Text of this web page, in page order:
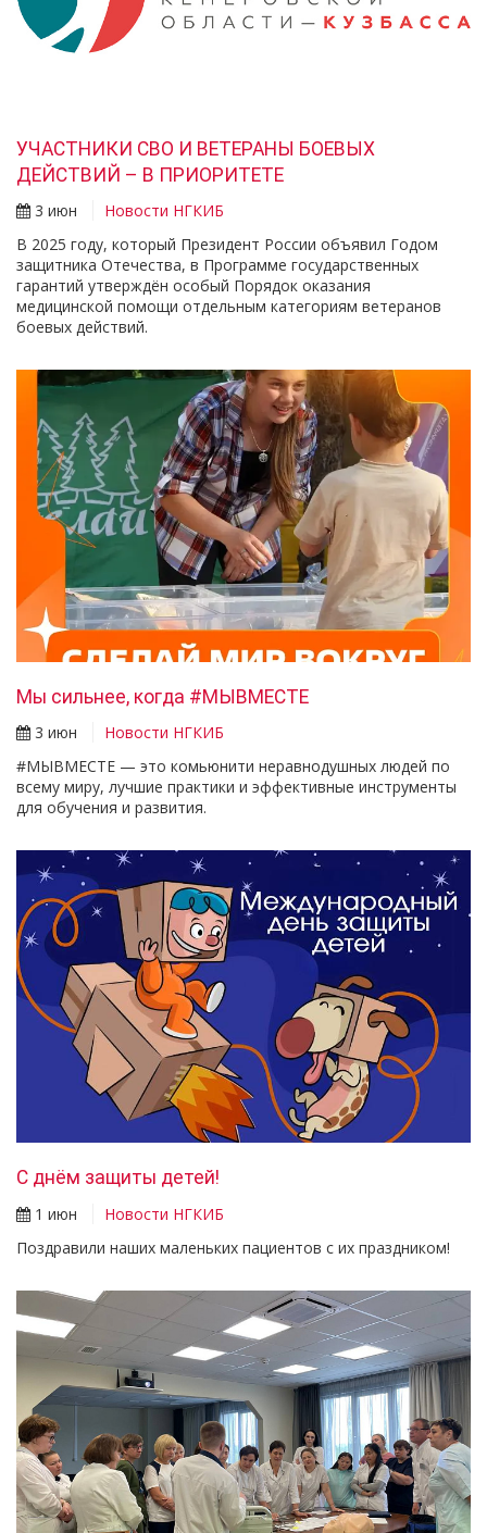
УЧАСТНИКИ СВО И ВЕТЕРАНЫ БОЕВЫХ
ДЕЙСТВИЙ – В ПРИОРИТЕТЕ
3 июн
Новости НГКИБ
В 2025 году, который Президент России объявил Годом
защитника Отечества, в Программе государственных
гарантий утверждён особый Порядок оказания
медицинской помощи отдельным категориям ветеранов
боевых действий.
Мы сильнее, когда #МЫВМЕСТЕ
3 июн
Новости НГКИБ
#МЫВМЕСТЕ — это комьюнити неравнодушных людей по
всему миру, лучшие практики и эффективные инструменты
для обучения и развития.
С днём защиты детей!
1 июн
Новости НГКИБ
Поздравили наших маленьких пациентов с их праздником!